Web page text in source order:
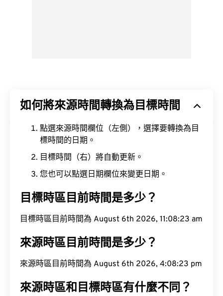
如何將來源時間轉換為目標時間
點選來源時間欄位（左側），選擇要轉換為目
標時間的日期。
目標時間（右）將自動更新。
您也可以點選日期欄位來變更日期。
目標時區目前時間是多少？
目標時區目前時間為 August 6th 2026, 11:08:24 am
來源時區目前時間是多少？
來源時區目前時間為 August 6th 2026, 4:08:24 pm
來源時區和目標時區有什麼不同？